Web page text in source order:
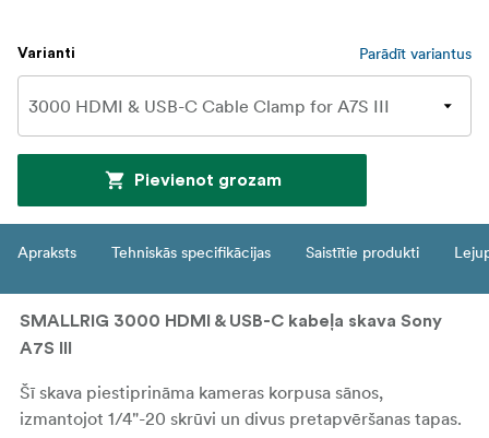
Varianti Parādīt variantus
Pievienot grozam
Apraksts Tehniskās specifikācijas Saistītie produkti
SMALLRIG 3000 HDMI & USB-C kabeļa skava Sony
A7S III
Šī skava piestiprināma kameras korpusa sānos,
izmantojot 1/4"-20 skrūvi un divus pretapvēršanas tapas.